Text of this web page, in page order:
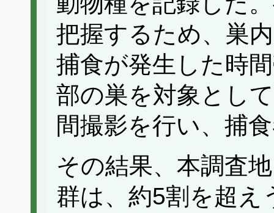
把握するため、巣
捕食が発生した時
部の巣を対象とし
間撮影を行い、捕
その結果、本調査
群は、約5割を超え